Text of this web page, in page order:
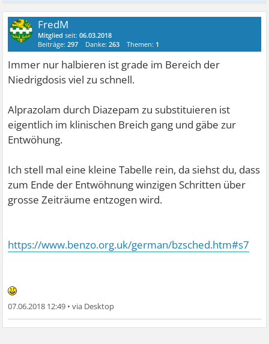
FredM
Mitglied seit:06.03.2018
Beiträge:297 Danke:263 Themen: 1
Immer nur halbieren ist grade im Bereich der
Niedrigdosis viel zu schnell.
Alprazolam durch Diazepam zu substituieren ist
eigentlich im klinischen Breich gang und gäbe zur
Entwöhung.
Ich stell mal eine kleine Tabelle rein, da siehst du, dass
zum Ende der Entwöhnung winzigen Schritten über
grosse Zeiträume entzogen wird.
https://www.benzo.org.uk/german/bzsched.htm#s7
07.06.2018 12:49 •